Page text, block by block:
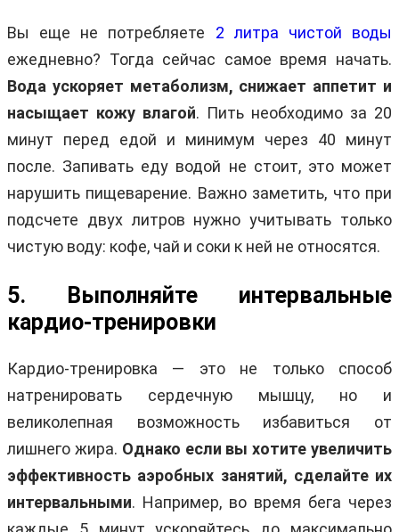
Вы еще не потребляете 2 литра чистой воды
ежедневно? Тогда сейчас самое время начать.
Вода ускоряет метаболизм, снижает аппетит и
насыщает кожу влагой. Пить необходимо за 20
минут перед едой и минимум через 40 минут
после. Запивать еду водой не стоит, это может
нарушить пищеварение. Важно заметить, что при
подсчете двух литров нужно учитывать только
чистую воду: кофе, чай и соки к ней не относятся.
5. Выполняйте интервальные
кардио-тренировки
Кардио-тренировка — это не только способ
натренировать сердечную мышцу, но и
великолепная возможность избавиться от
лишнего жира. Однако если вы хотите увеличить
эффективность аэробных занятий, сделайте их
интервальными. Например, во время бега через